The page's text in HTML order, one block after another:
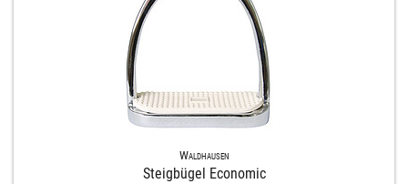
Waldhausen
Steigbügel Economic